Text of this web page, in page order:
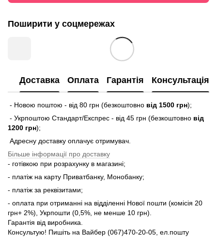
Поширити у соцмережах
Доставка Оплата Гарантія Консультація
- Новою поштою - від 80 грн (безкоштовно від 1500 грн);
- Укрпоштою Стандарт/Експрес - від 45 грн (безкоштовно від
1200 грн);
Адресну доставку оплачує отримувач.
Більше інформації про доставку
- готівкою при розрахунку в магазині;
- платіж на карту Приватбанку, Монобанку;
- платіж за реквізитами;
- оплата при отриманні на відділенні Нової пошти (комісія 20
грн+ 2%), Укрпошти (0,5%, не менше 10 грн).
Гарантія від виробника.
Консультую! Пишіть на Вайбер (067)470-20-05, ел.пошту